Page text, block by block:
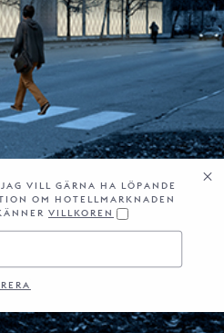
VILL GÄRNA HA LÖPANDE
OM HOTELLMARKNADEN
VILLKOREN